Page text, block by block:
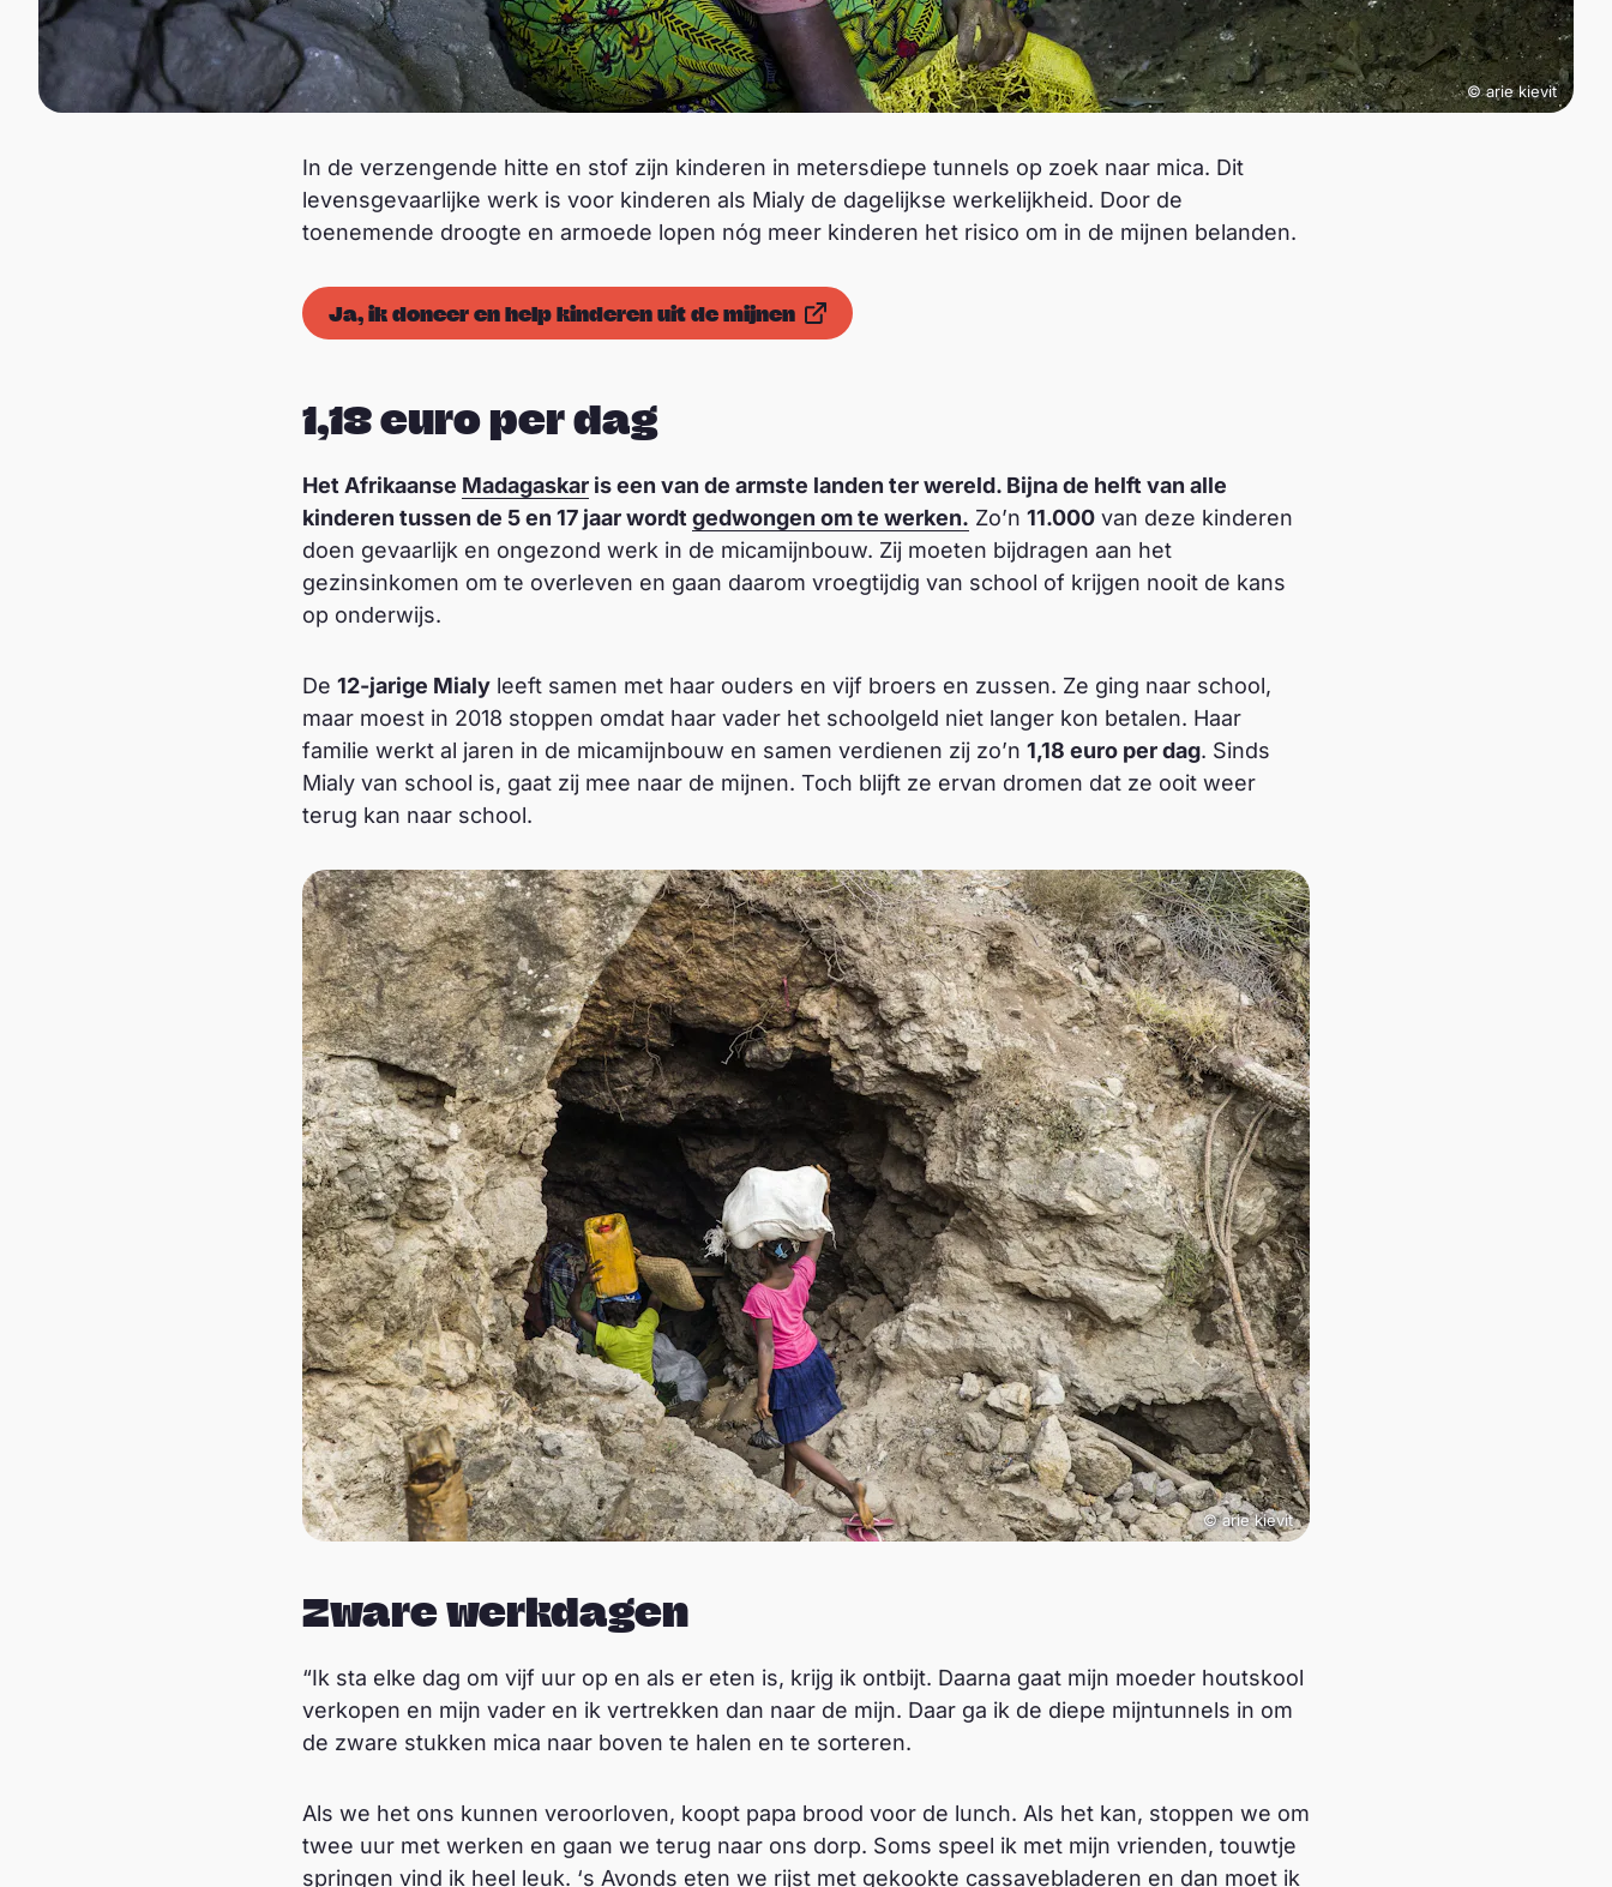
© arie kievit
In de verzengende hitte en stof zijn kinderen in metersdiepe tunnels op zoek naar mica. Dit
levensgevaarlijke werk is voor kinderen als Mialy de dagelijkse werkelijkheid. Door de
toenemende droogte en armoede lopen nóg meer kinderen het risico om in de mijnen belanden.
Ja, ik doneer en help kinderen uit de mijnen
1,18 euro per dag
Het Afrikaanse Madagaskar is een van de armste landen ter wereld. Bijna de helft van alle
kinderen tussen de 5 en 17 jaar wordt gedwongen om te werken. Zo’n 11.000 van deze kinderen
doen gevaarlijk en ongezond werk in de micamijnbouw. Zij moeten bijdragen aan het
gezinsinkomen om te overleven en gaan daarom vroegtijdig van school of krijgen nooit de kans
op onderwijs.
De 12-jarige Mialy leeft samen met haar ouders en vijf broers en zussen. Ze ging naar school,
maar moest in 2018 stoppen omdat haar vader het schoolgeld niet langer kon betalen. Haar
familie werkt al jaren in de micamijnbouw en samen verdienen zij zo’n 1,18 euro per dag. Sinds
Mialy van school is, gaat zij mee naar de mijnen. Toch blijft ze ervan dromen dat ze ooit weer
terug kan naar school.
© arie kievit
Zware werkdagen
“Ik sta elke dag om vijf uur op en als er eten is, krijg ik ontbijt. Daarna gaat mijn moeder houtskool
verkopen en mijn vader en ik vertrekken dan naar de mijn. Daar ga ik de diepe mijntunnels in om
de zware stukken mica naar boven te halen en te sorteren.
Als we het ons kunnen veroorloven, koopt papa brood voor de lunch. Als het kan, stoppen we om
twee uur met werken en gaan we terug naar ons dorp. Soms speel ik met mijn vrienden, touwtje
springen vind ik heel leuk. ‘s Avonds eten we rijst met gekookte cassavebladeren en dan moet ik